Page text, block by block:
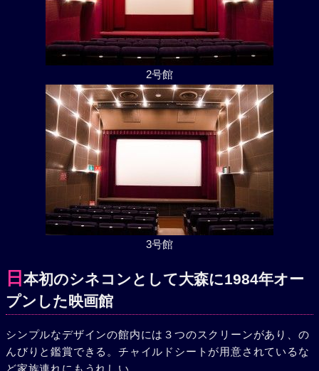
2号館
3号館
日 本初のシネコンとして大森に1984年オー
プンした映画館
シンプルなデザインの館内には３つのスクリーンがあり、の
んびりと鑑賞できる。チャイルドシートが用意されているな